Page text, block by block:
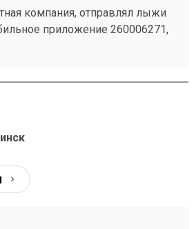
компания, отправлял лыжи
приложение 260006271,